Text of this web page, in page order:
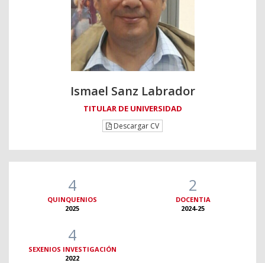
Ismael Sanz Labrador
TITULAR DE UNIVERSIDAD
Descargar CV
4
QUINQUENIOS
2025
2
DOCENTIA
2024-25
4
SEXENIOS INVESTIGACIÓN
2022